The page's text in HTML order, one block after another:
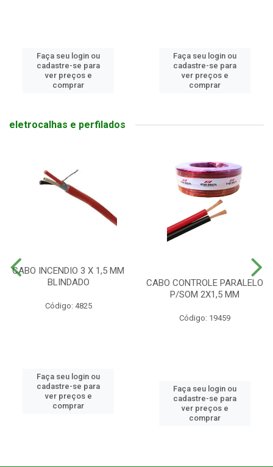
Faça seu login ou
cadastre-se para
ver preços e
comprar
Faça seu login ou
cadastre-se para
ver preços e
comprar
eletrocalhas e perfilados
CABO INCENDIO 3 X 1,5 MM
BLINDADO
Código: 4825
Faça seu login ou
cadastre-se para
ver preços e
comprar
CABO CONTROLE PARALELO
P/SOM 2X1,5 MM
Código: 19459
Faça seu login ou
cadastre-se para
ver preços e
comprar